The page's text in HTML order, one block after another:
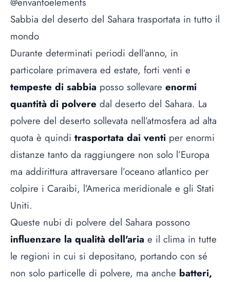
Sabbia del deserto del Sahara trasportata in tutto il
mondo
Durante determinati periodi dell’anno, in
particolare primavera ed estate, forti venti e
tempeste di sabbia posso sollevare enormi
quantità di polvere dal deserto del Sahara. La
polvere del deserto sollevata nell’atmosfera ad alta
quota è quindi trasportata dai venti per enormi
distanze tanto da raggiungere non solo l’Europa
ma addirittura attraversare l’oceano atlantico per
colpire i Caraibi, l’America meridionale e gli Stati
Uniti.
Queste nubi di polvere del Sahara possono
influenzare la qualità dell'aria e il clima in tutte
le regioni in cui si depositano, portando con sé
non solo particelle di polvere, ma anche batteri,